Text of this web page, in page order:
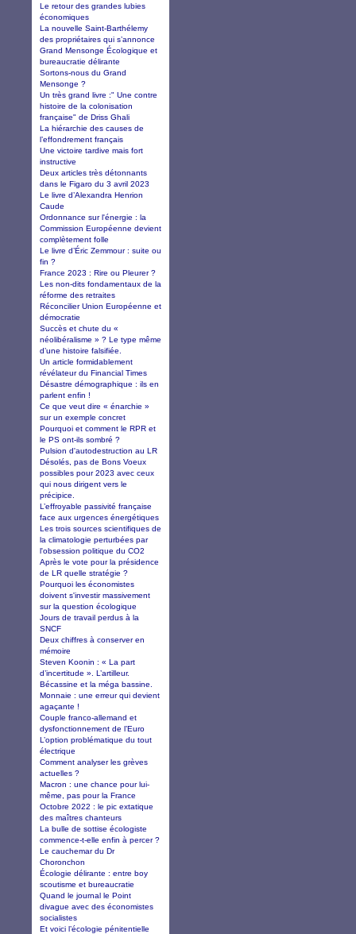
Le retour des grandes lubies
économiques
La nouvelle Saint-Barthélemy
des propriétaires qui s’annonce
Grand Mensonge Écologique et
bureaucratie délirante
Sortons-nous du Grand
Mensonge ?
Un très grand livre :" Une contre
histoire de la colonisation
française" de Driss Ghali
La hiérarchie des causes de
l’effondrement français
Une victoire tardive mais fort
instructive
Deux articles très détonnants
dans le Figaro du 3 avril 2023
Le livre d’Alexandra Henrion
Caude
Ordonnance sur l'énergie : la
Commission Européenne devient
complètement folle
Le livre d’Éric Zemmour : suite ou
fin ?
France 2023 : Rire ou Pleurer ?
Les non-dits fondamentaux de la
réforme des retraites
Réconcilier Union Européenne et
démocratie
Succès et chute du «
néolibéralisme » ? Le type même
d’une histoire falsifiée.
Un article formidablement
révélateur du Financial Times
Désastre démographique : ils en
parlent enfin !
Ce que veut dire « énarchie »
sur un exemple concret
Pourquoi et comment le RPR et
le PS ont-ils sombré ?
Pulsion d'autodestruction au LR
Désolés, pas de Bons Voeux
possibles pour 2023 avec ceux
qui nous dirigent vers le
précipice.
L’effroyable passivité française
face aux urgences énergétiques
Les trois sources scientifiques de
la climatologie perturbées par
l'obsession politique du CO2
Après le vote pour la présidence
de LR quelle stratégie ?
Pourquoi les économistes
doivent s'investir massivement
sur la question écologique
Jours de travail perdus à la
SNCF
Deux chiffres à conserver en
mémoire
Steven Koonin : « La part
d’incertitude ». L’artilleur.
Bécassine et la méga bassine.
Monnaie : une erreur qui devient
agaçante !
Couple franco-allemand et
dysfonctionnement de l’Euro
L’option problématique du tout
électrique
Comment analyser les grèves
actuelles ?
Macron : une chance pour lui-
même, pas pour la France
Octobre 2022 : le pic extatique
des maîtres chanteurs
La bulle de sottise écologiste
commence-t-elle enfin à percer ?
Le cauchemar du Dr
Choronchon
Écologie délirante : entre boy
scoutisme et bureaucratie
Quand le journal le Point
divague avec des économistes
socialistes
Et voici l’écologie pénitentielle